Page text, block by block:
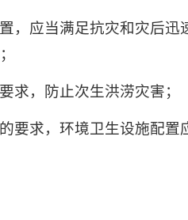
，应当满足抗灾和灾后
求，防止次生洪涝灾害；
要求，环境卫生设施配